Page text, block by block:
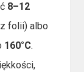
8–12
folii) albo
160°C.